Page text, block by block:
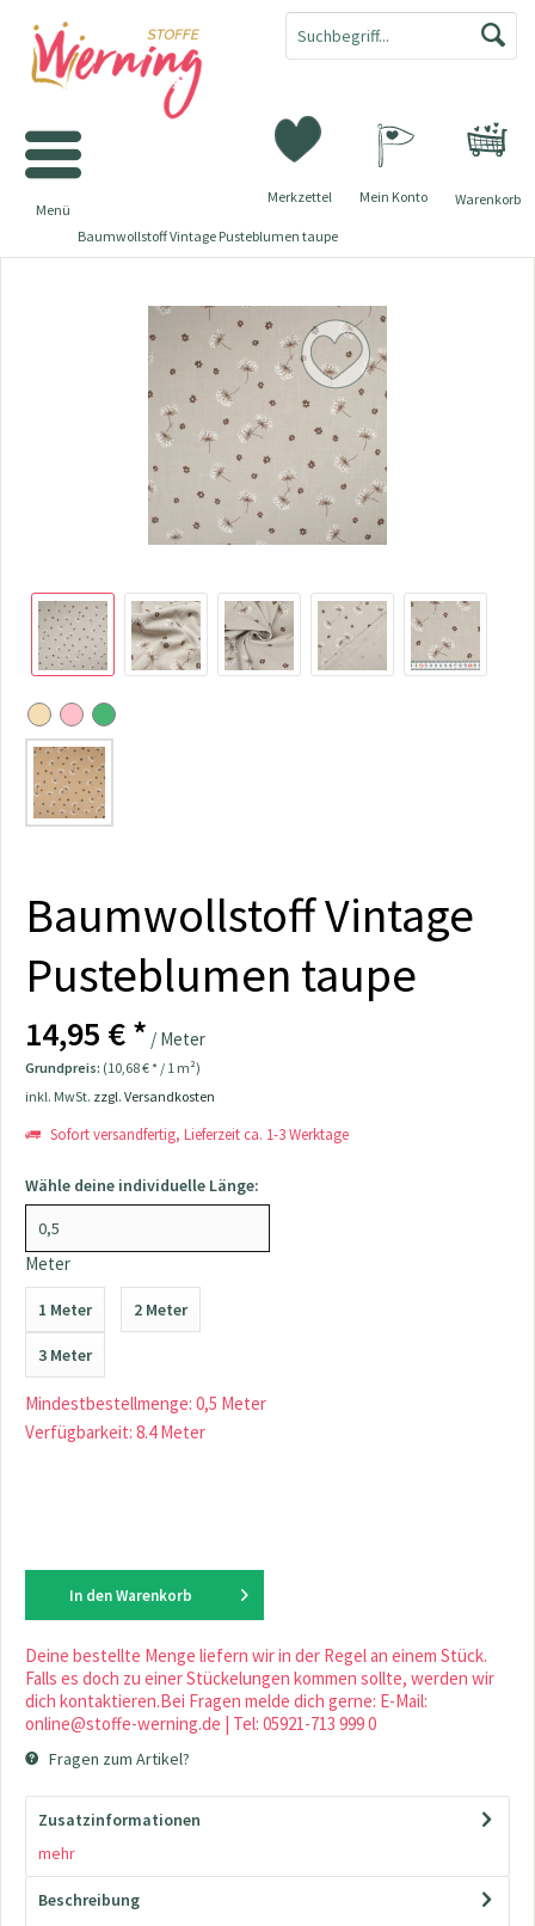
Warenkorb
Merkzettel Mein Konto
Menü
Baumwollstoff Vintage Pusteblumen taupe
Baumwollstoff Vintage
Pusteblumen taupe
14,95 € * / Meter
Grundpreis: (10,68 € * / 1 m²)
inkl. MwSt. zzgl. Versandkosten
Sofort versandfertig, Lieferzeit ca. 1-3 Werktage
Wähle deine individuelle Länge:
Meter
1 Meter 2 Meter
3 Meter
Mindestbestellmenge: 0,5 Meter
Verfügbarkeit: 8.4 Meter
In den Warenkorb
Deine bestellte Menge liefern wir in der Regel an einem Stück.
Falls es doch zu einer Stückelungen kommen sollte, werden wir
dich kontaktieren.Bei Fragen melde dich gerne: E-Mail:
online@stoffe-werning.de | Tel: 05921-713 999 0
Fragen zum Artikel?
Zusatzinformationen
mehr
Beschreibung